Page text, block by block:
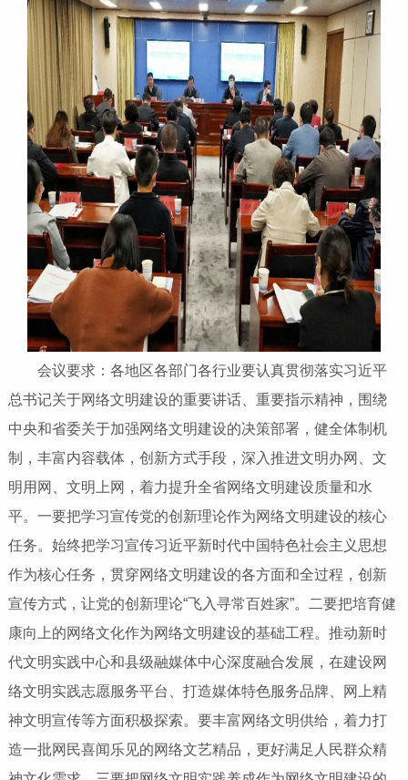
会议要求：各地区各部门各行业要认真贯彻落实习近平
总书记关于网络文明建设的重要讲话、重要指示精神，围绕
中央和省委关于加强网络文明建设的决策部署，健全体制机
制，丰富内容载体，创新方式手段，深入推进文明办网、文
明用网、文明上网，着力提升全省网络文明建设质量和水
平。一要把学习宣传党的创新理论作为网络文明建设的核心
任务。始终把学习宣传习近平新时代中国特色社会主义思想
作为核心任务，贯穿网络文明建设的各方面和全过程，创新
宣传方式，让党的创新理论“飞入寻常百姓家”。二要把培育健
康向上的网络文化作为网络文明建设的基础工程。推动新时
代文明实践中心和县级融媒体中心深度融合发展，在建设网
络文明实践志愿服务平台、打造媒体特色服务品牌、网上精
神文明宣传等方面积极探索。要丰富网络文明供给，着力打
造一批网民喜闻乐见的网络文艺精品，更好满足人民群众精